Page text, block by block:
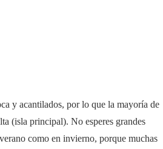
y acantilados, por lo que la mayoría de
(isla principal). No esperes grandes
como en invierno, porque muchas